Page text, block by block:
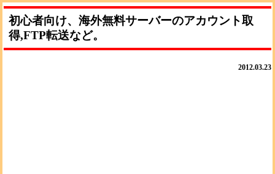
初心者向け、海外無料サーバーのアカウント取
得,FTP転送など。
2012.03.23